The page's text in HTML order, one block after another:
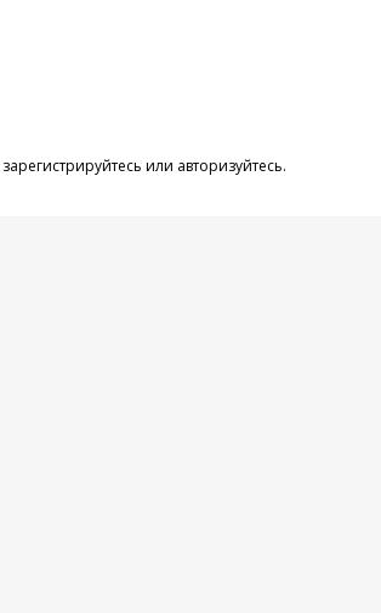
зарегистрируйтесь или авторизуйтесь.